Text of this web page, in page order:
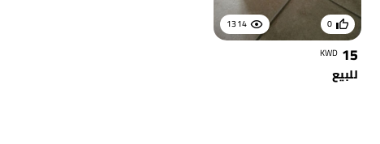
1314 0
15
KWD
للبيع